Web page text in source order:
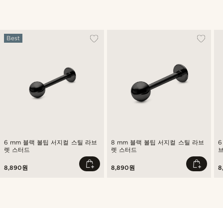
6 mm 블랙 볼팁 서지컬 스틸 라브
렛 스터드
Best
8,890원
8 mm 블랙 볼팁 서지컬 스틸 라브
렛 스터드
8,890원
6